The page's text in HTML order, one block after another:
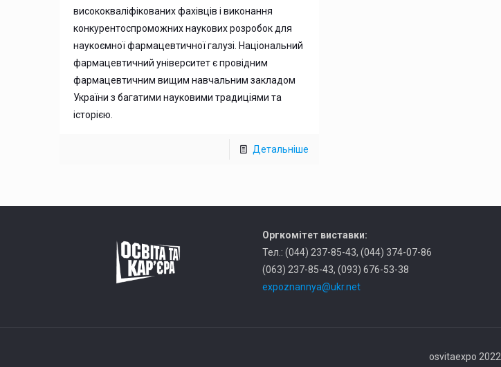
висококваліфікованих фахівців і виконання
конкурентоспроможних наукових розробок для
наукоємної фармацевтичної галузі. Національний
фармацевтичний університет є провідним
фармацевтичним вищим навчальним закладом
України з багатими науковими традиціями та
історією.
Детальніше
Оргкомітет виставки:
Тел.: (044) 237-85-43, (044) 374-07-86
(063) 237-85-43, (093) 676-53-38
expoznannya@ukr.net
osvitaexpo 2022